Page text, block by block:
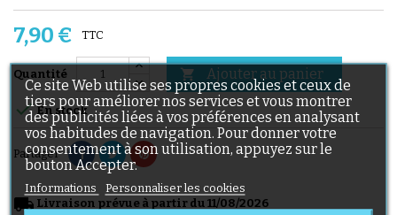
7,90 € TTC
Quantité  Ajouter au panier
En stock
Partager
local_shipping Livraison prévue à partir du 11/08/2026
Ce site Web utilise ses propres cookies et ceux de
tiers pour améliorer nos services et vous montrer
des publicités liées à vos préférences en analysant
vos habitudes de navigation. Pour donner votre
consentement à son utilisation, appuyez sur le
bouton Accepter.
Informations Personnaliser les cookies